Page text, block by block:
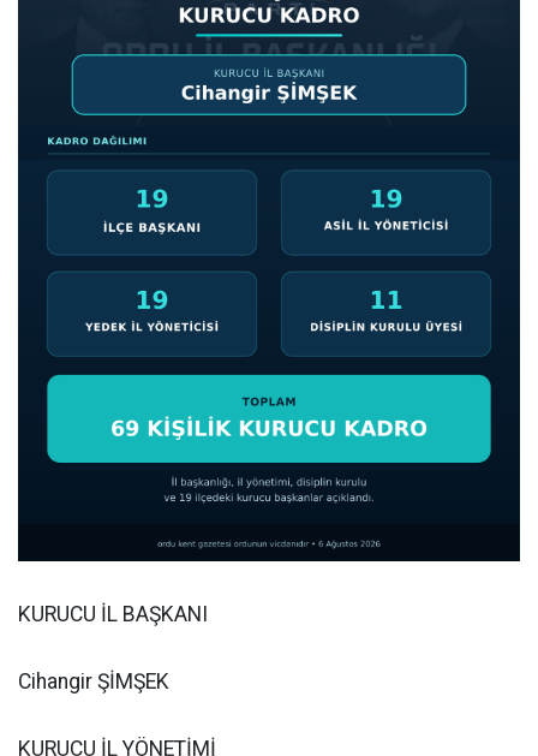
KURUCU İL BAŞKANI
Cihangir ŞİMŞEK
KURUCU İL YÖNETİMİ